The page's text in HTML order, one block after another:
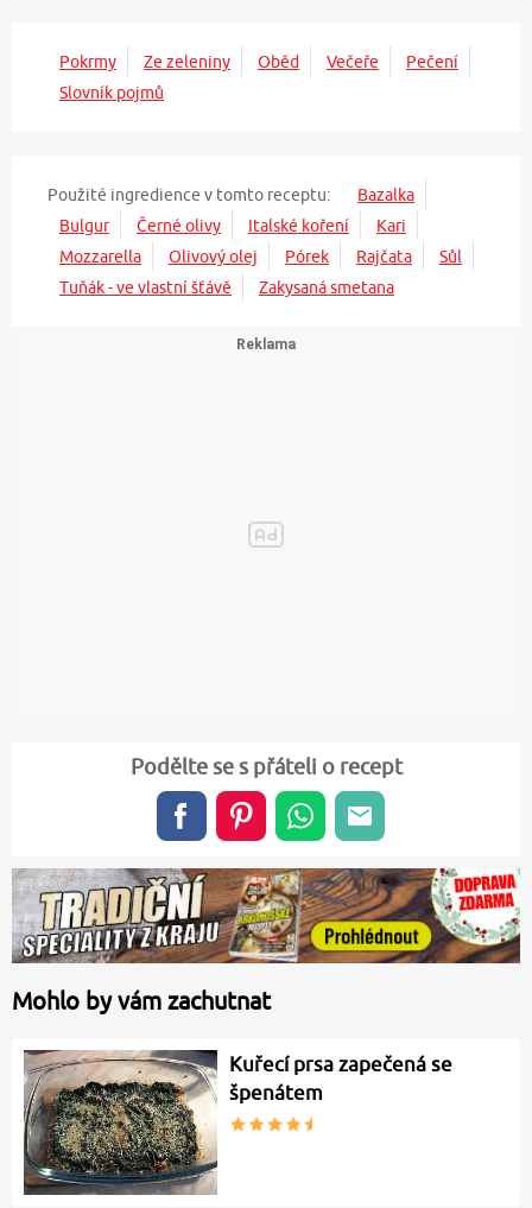
Pokrmy Ze zeleniny Oběd Večeře
Pečení
Slovník pojmů
Použité ingredience v tomto receptu:
Bazalka
Bulgur
Černé olivy Italské koření
Kari
Mozzarella
Olivový olej Pórek Rajčata
Sůl
Tuňák - ve vlastní šťávě
Zakysaná smetana
Podělte se s přáteli o recept
Mohlo by vám zachutnat
Kuřecí prsa zapečená se
špenátem